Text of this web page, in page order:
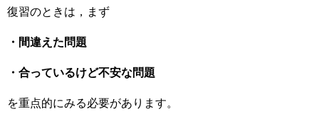
復習のときは，まず
・間違えた問題
・合っているけど不安な問題
を重点的にみる必要があります。